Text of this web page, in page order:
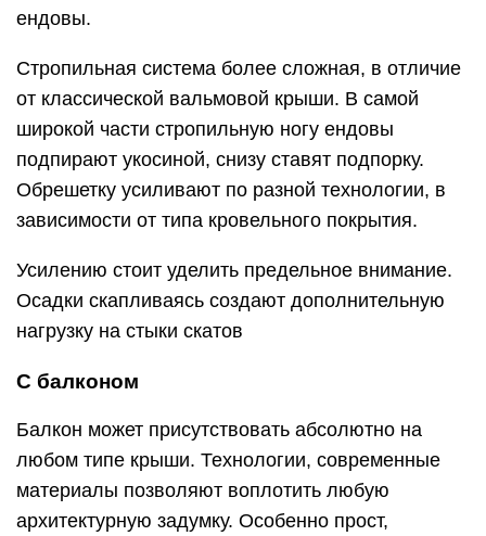
ендовы.
Стропильная система более сложная, в отличие
от классической вальмовой крыши. В самой
широкой части стропильную ногу ендовы
подпирают укосиной, снизу ставят подпорку.
Обрешетку усиливают по разной технологии, в
зависимости от типа кровельного покрытия.
Усилению стоит уделить предельное внимание.
Осадки скапливаясь создают дополнительную
нагрузку на стыки скатов
С балконом
Балкон может присутствовать абсолютно на
любом типе крыши. Технологии, современные
материалы позволяют воплотить любую
архитектурную задумку. Особенно прост,